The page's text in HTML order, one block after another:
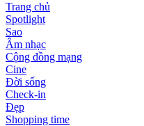
Trang chủ
Spotlight
Sao
Âm nhạc
Cộng đồng mạng
Cine
Đời sống
Check-in
Đẹp
Shopping time